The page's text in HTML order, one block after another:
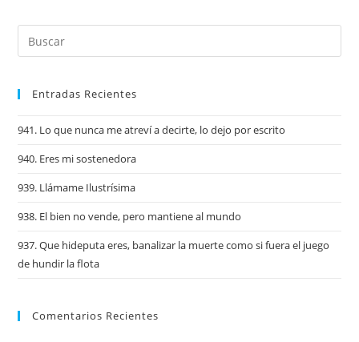
Entradas Recientes
941. Lo que nunca me atreví a decirte, lo dejo por escrito
940. Eres mi sostenedora
939. Llámame Ilustrísima
938. El bien no vende, pero mantiene al mundo
937. Que hideputa eres, banalizar la muerte como si fuera el juego
de hundir la flota
Comentarios Recientes